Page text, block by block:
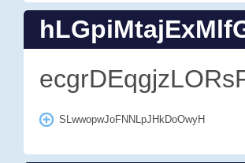
SLwwopwJoFNNLpJHkDoOwyH